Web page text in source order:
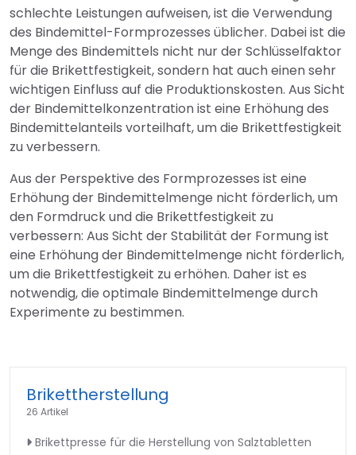
schlechte Leistungen aufweisen, ist die Verwendung
des Bindemittel-Formprozesses üblicher. Dabei ist die
Menge des Bindemittels nicht nur der Schlüsselfaktor
für die Brikettfestigkeit, sondern hat auch einen sehr
wichtigen Einfluss auf die Produktionskosten. Aus Sicht
der Bindemittelkonzentration ist eine Erhöhung des
Bindemittelanteils vorteilhaft, um die Brikettfestigkeit
zu verbessern.
Aus der Perspektive des Formprozesses ist eine
Erhöhung der Bindemittelmenge nicht förderlich, um
den Formdruck und die Brikettfestigkeit zu
verbessern: Aus Sicht der Stabilität der Formung ist
eine Erhöhung der Bindemittelmenge nicht förderlich,
um die Brikettfestigkeit zu erhöhen. Daher ist es
notwendig, die optimale Bindemittelmenge durch
Experimente zu bestimmen.
Brikettherstellung
26 Artikel
Brikettpresse für die Herstellung von Salztabletten